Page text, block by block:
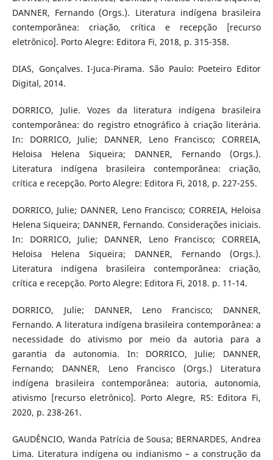
DANNER, Fernando (Orgs.). Literatura indígena brasileira
contemporânea: criação, crítica e recepção [recurso
eletrônico]. Porto Alegre: Editora Fi, 2018, p. 315-358.
DIAS, Gonçalves. I-Juca-Pirama. São Paulo: Poeteiro Editor
Digital, 2014.
DORRICO, Julie. Vozes da literatura indígena brasileira
contemporânea: do registro etnográfico à criação literária.
In: DORRICO, Julie; DANNER, Leno Francisco; CORREIA,
Heloisa Helena Siqueira; DANNER, Fernando (Orgs.).
Literatura indígena brasileira contemporânea: criação,
crítica e recepção. Porto Alegre: Editora Fi, 2018, p. 227-255.
DORRICO, Julie; DANNER, Leno Francisco; CORREIA, Heloisa
Helena Siqueira; DANNER, Fernando. Considerações iniciais.
In: DORRICO, Julie; DANNER, Leno Francisco; CORREIA,
Heloisa Helena Siqueira; DANNER, Fernando (Orgs.).
Literatura indígena brasileira contemporânea: criação,
crítica e recepção. Porto Alegre: Editora Fi, 2018. p. 11-14.
DORRICO, Julie; DANNER, Leno Francisco; DANNER,
Fernando. A literatura indígena brasileira contemporânea: a
necessidade do ativismo por meio da autoria para a
garantia da autonomia. In: DORRICO, Julie; DANNER,
Fernando; DANNER, Leno Francisco (Orgs.) Literatura
indígena brasileira contemporânea: autoria, autonomia,
ativismo [recurso eletrônico]. Porto Alegre, RS: Editora Fi,
2020, p. 238-261.
GAUDÊNCIO, Wanda Patrícia de Sousa; BERNARDES, Andrea
Lima. Literatura indígena ou indianismo – a construção da